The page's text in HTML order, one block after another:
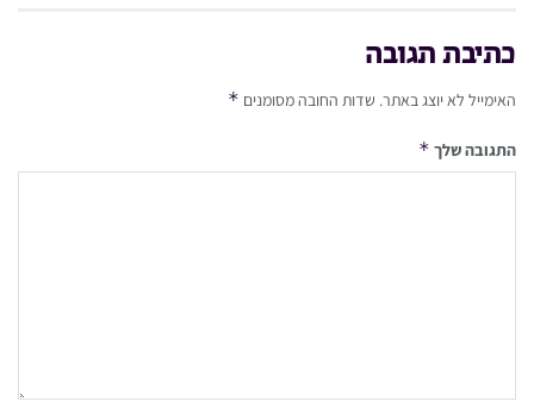
כתיבת תגובה
האימייל לא יוצג באתר. שדות החובה מסומנים *
התגובה שלך *